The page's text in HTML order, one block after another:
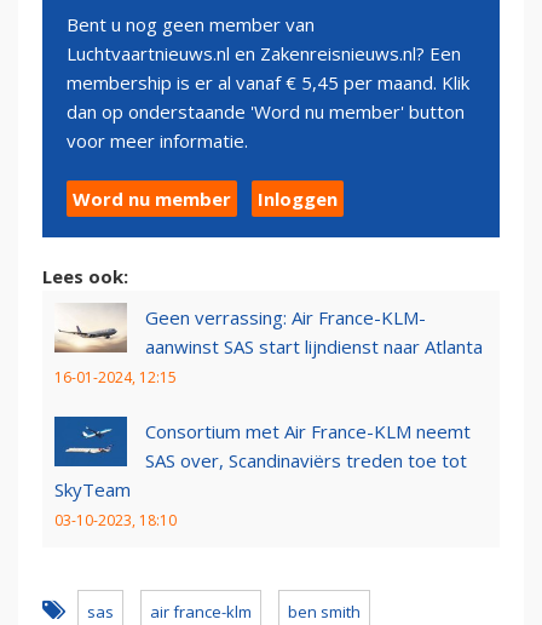
Bent u nog geen member van
Luchtvaartnieuws.nl en Zakenreisnieuws.nl? Een
membership is er al vanaf € 5,45 per maand. Klik
dan op onderstaande 'Word nu member' button
voor meer informatie.
Word nu member Inloggen
Lees ook:
Geen verrassing: Air France-KLM-
aanwinst SAS start lijndienst naar Atlanta
16-01-2024, 12:15
Consortium met Air France-KLM neemt
SAS over, Scandinaviërs treden toe tot
SkyTeam
03-10-2023, 18:10
sas air france-klm ben smith